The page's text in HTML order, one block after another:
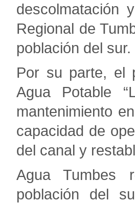
descolmatación
Regional de
población del sur.
Por su parte, el
Agua Potable
mantenimiento
capacidad de
del canal y
Agua Tumbes
población del